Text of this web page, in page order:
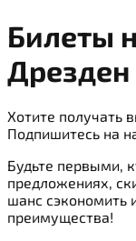
Билеты
Хотите получать
Подпишитесь на
Будьте первыми,
предложениях,
шанс сэкономить
преимущества!